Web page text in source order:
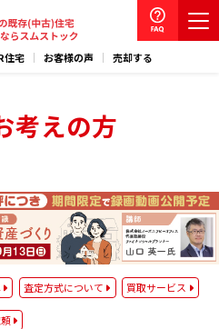
住宅 お客様の声 売却する
考えの方
査定方式について 買取サービス